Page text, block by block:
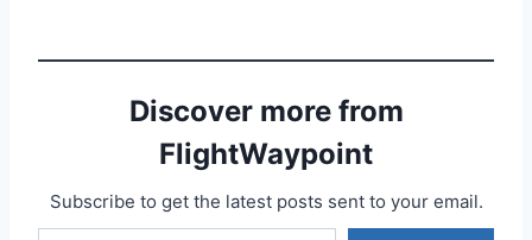
Discover more from
FlightWaypoint
Subscribe to get the latest posts sent to your email.
Type your email…